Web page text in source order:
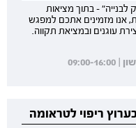
- בתוך מציאות
אנו מזמינים אתכם למפגש
עוגנים ובמציאת תקווה.